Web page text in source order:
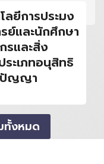
ลยีการประมง
ย์และนักศึกษา
รและสิ่ง
ะเภทอนุสิทธิ
ปัญญา
ทั้งหมด